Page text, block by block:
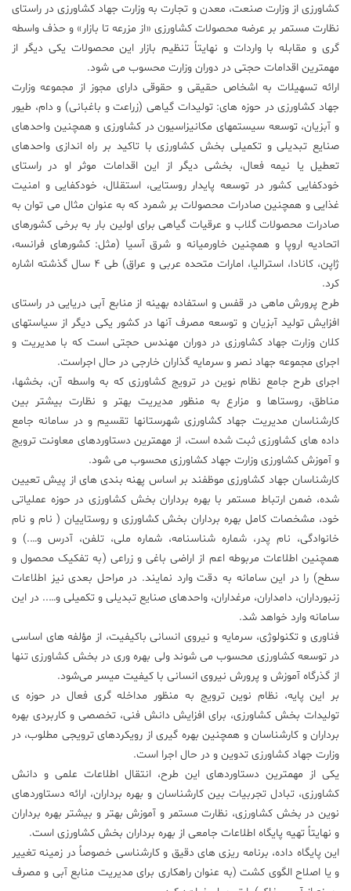
کشاورزی از وزارت صنعت، معدن و تجارت به وزارت جهاد کشاورزی در راستای
نظارت مستمر بر عرضه محصولات کشاورزی «از مزرعه تا بازار» و حذف واسطه
گری و مقابله با واردات و نهایتاً تنظیم بازار این محصولات یکی دیگر از
مهمترین اقدامات حجتی در دوران وزارت محسوب می شود.
ارائه تسهیلات به اشخاص حقیقی و حقوقی دارای مجوز از مجموعه وزارت
جهاد کشاورزی در حوزه های: تولیدات گیاهی (زراعت و باغبانی) و دام، طیور
و آبزیان، توسعه سیستمهای مکانیزاسیون در کشاورزی و همچنین واحدهای
صنایع تبدیلی و تکمیلی بخش کشاورزی با تاکید بر راه اندازی واحدهای
تعطیل یا نیمه فعال، بخشی دیگر از این اقدامات موثر او در راستای
خودکفایی کشور در توسعه پایدار روستایی، استقلال، خودکفایی و امنیت
غذایی و همچنین صادرات محصولات بر شمرد که به عنوان مثال می توان به
صادرات محصولات گلاب و عرقیات گیاهی برای اولین بار به برخی کشورهای
اتحادیه اروپا و همچنین خاورمیانه و شرق آسیا (مثل: کشورهای فرانسه،
ژاپن، کانادا، استرالیا، امارات متحده عربی و عراق) طی ۴ سال گذشته اشاره
کرد.
طرح پرورش ماهی در قفس و استفاده بهینه از منابع آبی دریایی در راستای
افزایش تولید آبزیان و توسعه مصرف آنها در کشور یکی دیگر از سیاستهای
کلان وزارت جهاد کشاورزی در دوران مهندس حجتی است که با مدیریت و
اجرای مجموعه جهاد نصر و سرمایه گذاران خارجی در حال اجراست.
اجرای طرح جامع نظام نوین در ترویج کشاورزی که به واسطه آن، بخشها،
مناطق، روستاها و مزارع به منظور مدیریت بهتر و نظارت بیشتر بین
کارشناسان مدیریت جهاد کشاورزی شهرستانها تقسیم و در سامانه جامع
داده های کشاورزی ثبت شده است، از مهمترین دستاوردهای معاونت ترویج
و آموزش کشاورزی وزارت جهاد کشاورزی محسوب می شود.
کارشناسان جهاد کشاورزی موظفند بر اساس پهنه بندی های از پیش تعیین
شده، ضمن ارتباط مستمر با بهره برداران بخش کشاورزی در حوزه عملیاتی
خود، مشخصات کامل بهره برداران بخش کشاورزی و روستاییان ( نام و نام
خانوادگی، نام پدر، شماره شناسنامه، شماره ملی، تلفن، آدرس و….) و
همچنین اطلاعات مربوطه اعم از اراضی باغی و زراعی (به تفکیک محصول و
سطح) را در این سامانه به دقت وارد نمایند. در مراحل بعدی نیز اطلاعات
زنبورداران، دامداران، مرغداران، واحدهای صنایع تبدیلی و تکمیلی و….. در این
سامانه وارد خواهد شد.
فناوری و تکنولوژی، سرمایه و نیروی انسانی باکیفیت، از مؤلفه های اساسی
در توسعه کشاورزی محسوب می شوند ولی بهره‌ وری در بخش کشاورزی تنها
از گذرگاه آموزش و پرورش نیروی انسانی با کیفیت میسر می‌شود.
بر این پایه، نظام نوین ترویج به منظور مداخله گری فعال در حوزه ی
تولیدات بخش کشاورزی، برای افزایش دانش فنی، تخصصی و کاربردی بهره
برداران و کارشناسان و همچنین بهره گیری از رویکردهای ترویجی مطلوب، در
وزارت جهاد کشاورزی تدوین و در حال اجرا است.
یکی از مهمترین دستاوردهای این طرح، انتقال اطلاعات علمی و دانش
کشاورزی، تبادل تجربیات بین کارشناسان و بهره برداران، ارائه دستاوردهای
نوین در بخش کشاورزی، نظارت مستمر و آموزش بهتر و بیشتر بهره برداران
و نهایتاً تهیه پایگاه اطلاعات جامعی از بهره برداران بخش کشاورزی است.
این پایگاه داده، برنامه ریزی های دقیق و کارشناسی خصوصاً در زمینه تغییر
و یا اصلاح الگوی کشت (به عنوان راهکاری برای مدیریت منابع آبی و مصرف